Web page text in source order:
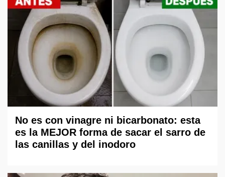
No es con vinagre ni bicarbonato: esta
es la MEJOR forma de sacar el sarro de
las canillas y del inodoro